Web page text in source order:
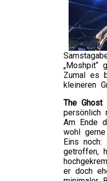
„Moshpit“
Zumal es
kleineren
The Ghost
persönlich
Am Ende
wohl
Eins
getroffen,
er doch